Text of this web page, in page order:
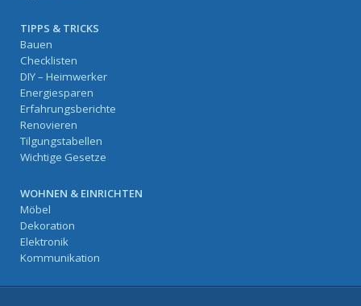
TIPPS & TRICKS
Bauen
Checklisten
DIY – Heimwerker
Energiesparen
Erfahrungsberichte
Renovieren
Tilgungstabellen
Wichtige Gesetze
WOHNEN & EINRICHTEN
Möbel
Dekoration
Elektronik
Kommunikation